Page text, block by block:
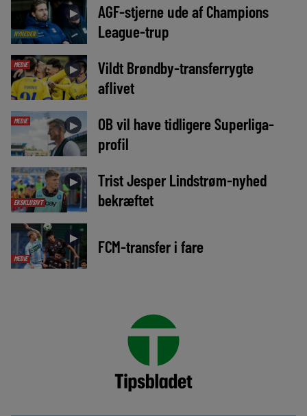
NYHEDER
►
AGF-stjerne ude af Champions
League-trup
MEDIE ►
Vildt Brøndby-transferrygte
aflivet
MEDIE ►
OB vil have tidligere Superliga-
profil
EKSKLUSIVT
►
Trist Jesper Lindstrøm-nyhed
bekræftet
MEDIE
► FCM-transfer i fare